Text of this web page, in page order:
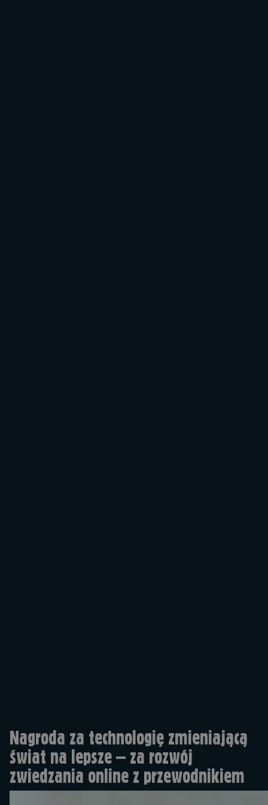
Nagroda za technologię zmieniającą
świat na lepsze – za rozwój
zwiedzania online z przewodnikiem